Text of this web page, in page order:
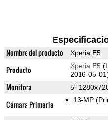
Nombre del producto Xperia E5
Producto Xperia E5
2016-05-01)
Monitora 5"
Cámara Primaria 13-MP